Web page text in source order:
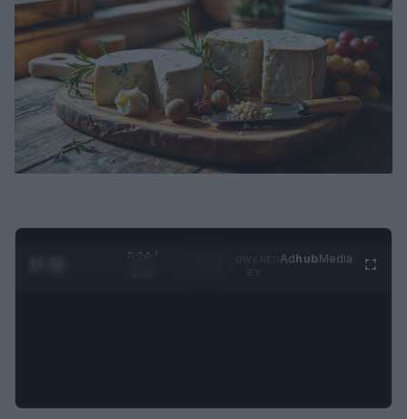
0:25 /
AdhubMedia